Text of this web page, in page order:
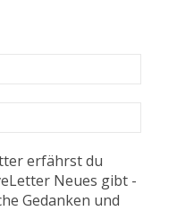
erfährst du
Neues gibt -
Gedanken und